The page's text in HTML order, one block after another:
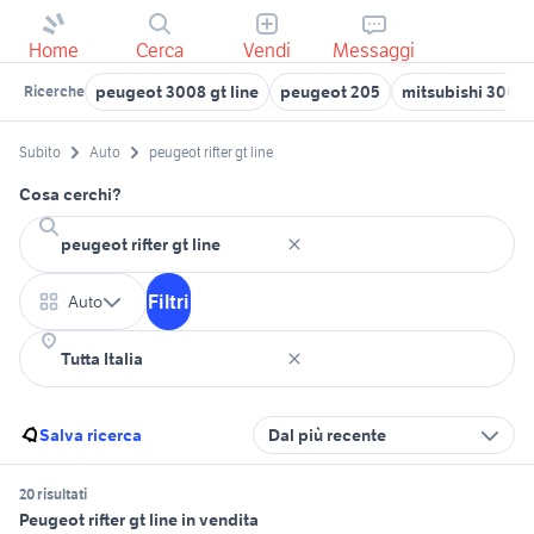
Home Cerca Vendi Messaggi
Ricerche peugeot 3008 gt line peugeot 205 mitsubishi 3000
Subito Auto peugeot rifter gt line
Cosa cerchi?
Auto Filtri
Salva ricerca Dal più recente
20 risultati
Peugeot rifter gt line in vendita